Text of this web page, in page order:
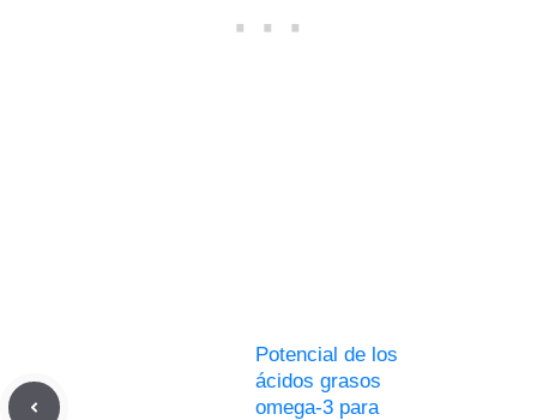
Potencial de los
ácidos grasos
omega-3 para